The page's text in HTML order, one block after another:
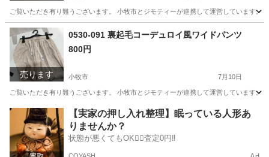
ご覧いただき有り難うございます。 小牧市とジモティーが連携して運営していま
愛知 小牧市 リユース
売ります
0530-091 裏起毛コーデュロイ風ワイドパンツ
800円
小牧市 7月10日
ご覧いただき有り難うございます。 小牧市とジモティーが連携して運営していま
愛知 小牧市 パンツ リユース
【実家の押し入れ整理】眠っている人形あ
りませんか？
状態が悪くてもOK🙆‍♀️査定0円‼️